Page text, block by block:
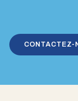
CONTACTEZ-